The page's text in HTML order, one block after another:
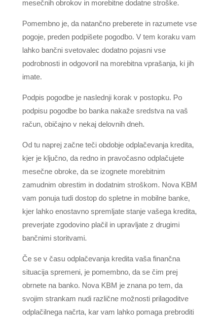
mesečnih obrokov in morebitne dodatne stroške.
Pomembno je, da natančno preberete in razumete vse
pogoje, preden podpišete pogodbo. V tem koraku vam
lahko bančni svetovalec dodatno pojasni vse
podrobnosti in odgovoril na morebitna vprašanja, ki jih
imate.
Podpis pogodbe je naslednji korak v postopku. Po
podpisu pogodbe bo banka nakaže sredstva na vaš
račun, običajno v nekaj delovnih dneh.
Od tu naprej začne teči obdobje odplačevanja kredita,
kjer je ključno, da redno in pravočasno odplačujete
mesečne obroke, da se izognete morebitnim
zamudnim obrestim in dodatnim stroškom. Nova KBM
vam ponuja tudi dostop do spletne in mobilne banke,
kjer lahko enostavno spremljate stanje vašega kredita,
preverjate zgodovino plačil in upravljate z drugimi
bančnimi storitvami.
Če se v času odplačevanja kredita vaša finančna
situacija spremeni, je pomembno, da se čim prej
obrnete na banko. Nova KBM je znana po tem, da
svojim strankam nudi različne možnosti prilagoditve
odplačilnega načrta, kar vam lahko pomaga prebroditi